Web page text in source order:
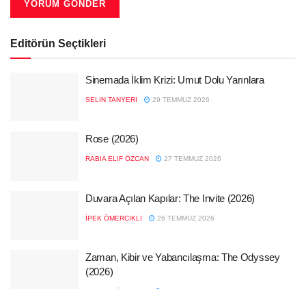
Editörün Seçtikleri
Sinemada İklim Krizi: Umut Dolu Yarınlara
SELIN TANYERI 29 TEMMUZ 2026
Rose (2026)
RABIA ELIF ÖZCAN 27 TEMMUZ 2026
Duvara Açılan Kapılar: The Invite (2026)
İPEK ÖMERCIKLI 26 TEMMUZ 2026
Zaman, Kibir ve Yabancılaşma: The Odyssey
(2026)